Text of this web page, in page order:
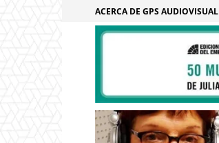
ACERCA DE GPS AUDIOVISUAL